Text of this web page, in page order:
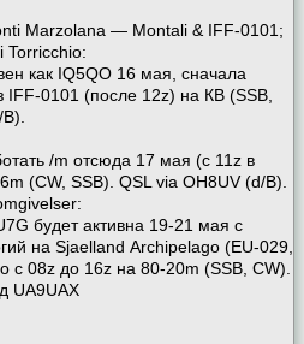
Marzolana — Montali & IFF-0101;
Torricchio:
как IQ5QO 16 мая, сначала
IFF-0101 (после 12z) на КВ (SSB,
/m отсюда 17 мая (с 11z в
(CW, SSB). QSL via OH8UV (d/B).
будет активна 19-21 мая с
на Sjaelland Archipelago (EU-029,
с 08z до 16z на 80-20m (SSB, CW).
UA9UAX